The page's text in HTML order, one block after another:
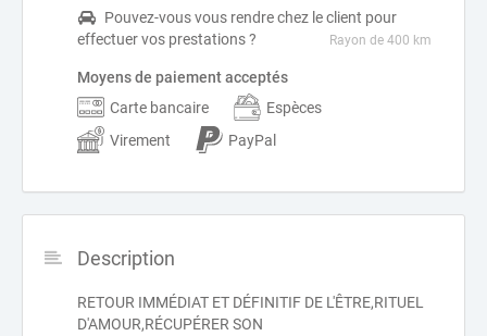
Pouvez-vous vous rendre chez le client pour
effectuer vos prestations ?
Rayon de 400 km
Moyens de paiement acceptés
Carte bancaire
Espèces
Virement
PayPal
Description
RETOUR IMMÉDIAT ET DÉFINITIF DE L'ÊTRE,RITUEL
D'AMOUR,RÉCUPÉRER SON